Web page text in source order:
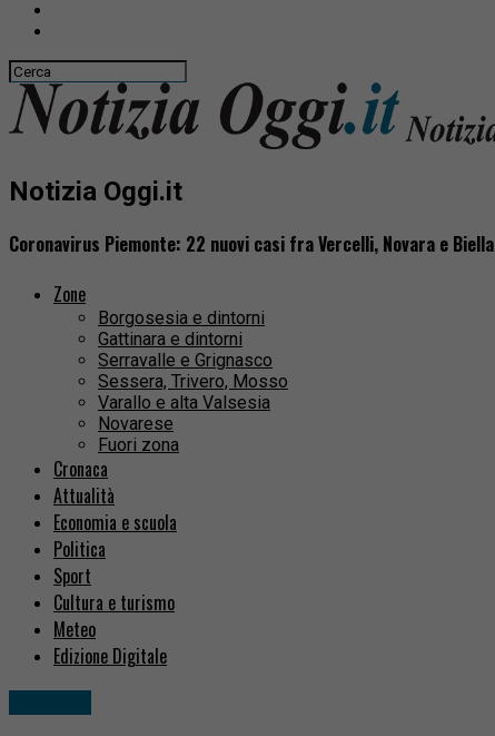
Notizia Oggi.it
Coronavirus Piemonte: 22 nuovi casi fra Vercelli, Novara e Biella
Zone
Borgosesia e dintorni
Gattinara e dintorni
Serravalle e Grignasco
Sessera, Trivero, Mosso
Varallo e alta Valsesia
Novarese
Fuori zona
Cronaca
Attualità
Economia e scuola
Politica
Sport
Cultura e turismo
Meteo
Edizione Digitale